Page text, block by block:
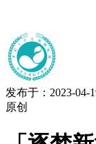
发布于：2023-04-
原创